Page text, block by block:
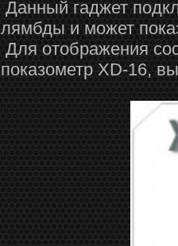
Данный гаджет
лямбды и может
Для отображения
показометр XD-16,